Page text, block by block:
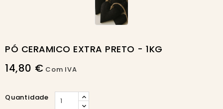
PÓ CERAMICO EXTRA PRETO - 1KG
14,80 € Com IVA
Quantidade